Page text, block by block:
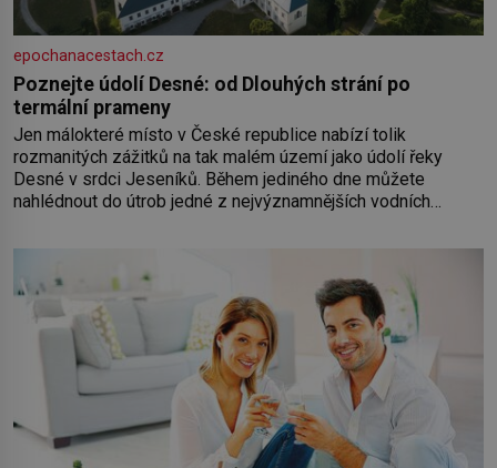
epochanacestach.cz
Poznejte údolí Desné: od Dlouhých strání po
termální prameny
Jen málokteré místo v České republice nabízí tolik
rozmanitých zážitků na tak malém území jako údolí řeky
Desné v srdci Jeseníků. Během jediného dne můžete
nahlédnout do útrob jedné z nejvýznamnějších vodních
koloběžce a den zakončit poznáváním památek ve Velkých